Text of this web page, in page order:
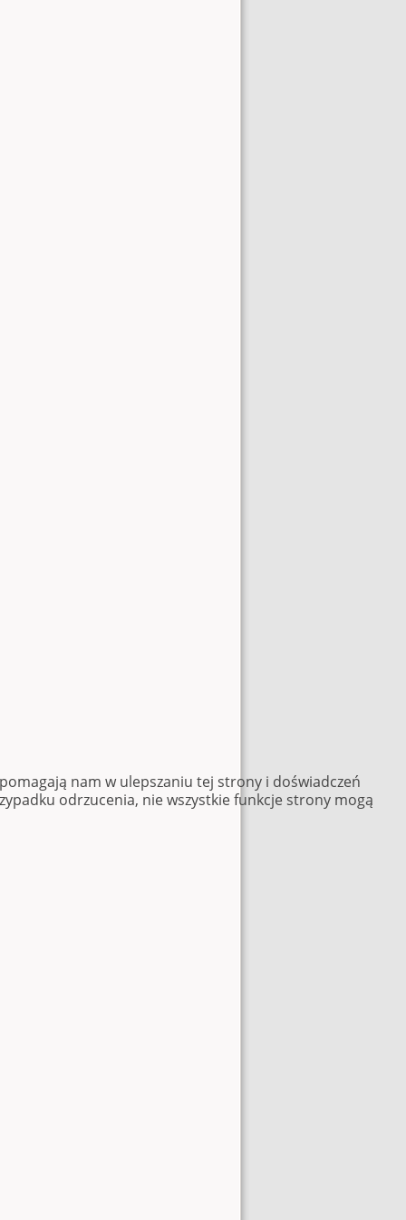
nam w ulepszaniu tej strony i doświadczeń
odrzucenia, nie wszystkie funkcje strony mogą